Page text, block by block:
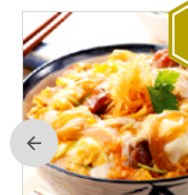
前